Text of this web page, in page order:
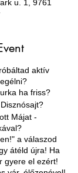
u. 1, 9761
aktív
ha friss?
Májat -
a válaszod
átéld újra! Ha
gyere el ezért!